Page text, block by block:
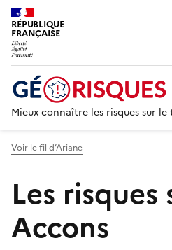
RÉPUBLIQUE
FRANÇAISE
Mieux connaître les risques sur
Voir le fil d’Ariane
Les risques
Accons